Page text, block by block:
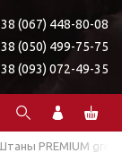
(067) 448-80-08
(050) 499-75-75
(093) 072-49-35
PREMIUM grey